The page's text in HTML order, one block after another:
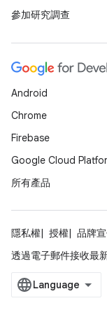
參加研究調查
Android
Chrome
Firebase
Google Cloud
所有產品
隱私權 授權 品牌
透過電子郵件接收最